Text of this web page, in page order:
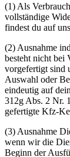
(1) Als
vollständige
findest du auf
(2) Ausnahme
besteht nicht bei
vorgefertigt sind
Auswahl oder
eindeutig auf
312g Abs. 2 Nr.
gefertigte Kfz-
(3) Ausnahme
wenn wir die
Beginn der